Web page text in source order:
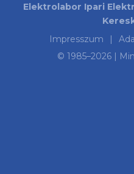
Elektrolabor Ipari
Impresszum
|
© 1985–2026|